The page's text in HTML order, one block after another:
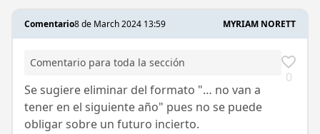
Comentario8 de March 2024 13:59 MYRIAM NORETT
Comentario para toda la sección
Se sugiere eliminar del formato "… no van a
tener en el siguiente año" pues no se puede
obligar sobre un futuro incierto.
0